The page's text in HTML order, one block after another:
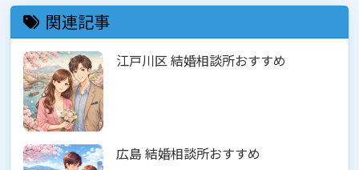
関連記事
江戸川区 結婚相談所おすすめ
広島 結婚相談所おすすめ